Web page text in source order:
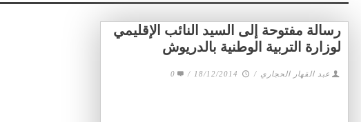
رسالة مفتوحة إلى السيد النائب الإقليمي
لوزارة التربية الوطنية بالدريوش
عبد القهار الحجاري /
18/12/2014
/
0